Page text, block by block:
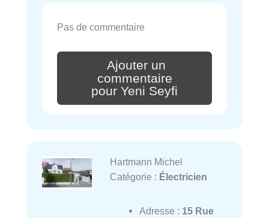
Pas de commentaire
Ajouter un
commentaire
pour Yeni Seyfi
Hartmann Michel
Catégorie : Électricien
Adresse : 15 Rue